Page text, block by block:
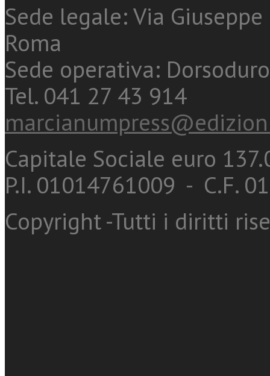
Sede legale: Via
Roma
Sede operativa:
Tel. 041 27 43 914
Capitale Sociale euro
P.I. 01014761009 - C.F.
Copyright -Tutti i diritti